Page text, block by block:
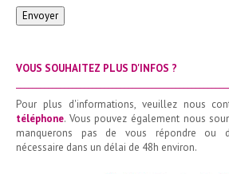
Envoyer
VOUS SOUHAITEZ PLUS D'INFOS ?
Pour plus d'informations, veuillez nous
téléphone. Vous pouvez également nous
manquerons pas de vous répondre ou
nécessaire dans un délai de 48h environ.